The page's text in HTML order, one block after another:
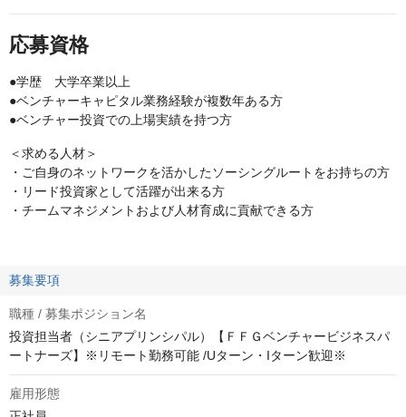
応募資格
●学歴 大学卒業以上
●ベンチャーキャピタル業務経験が複数年ある方
●ベンチャー投資での上場実績を持つ方
＜求める人材＞
・ご自身のネットワークを活かしたソーシングルートをお持ちの方
・リード投資家として活躍が出来る方
・チームマネジメントおよび人材育成に貢献できる方
募集要項
職種 / 募集ポジション名
投資担当者（シニアプリンシパル）【ＦＦＧベンチャービジネスパ
ートナーズ】※リモート勤務可能 /Uターン・Iターン歓迎※
雇用形態